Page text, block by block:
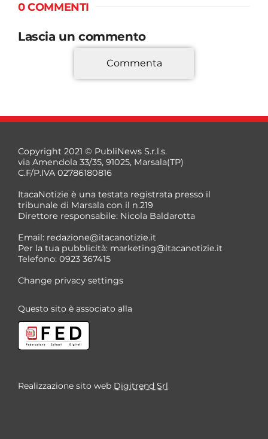
0 COMMENTI
Lascia un commento
*
*
Commenta
Copyright 2021 © PubliNews S.r.l.s.
via Amendola 33/35, 91025, Marsala(TP)
C.F/P.IVA 02786180816
ItacaNotizie è una testata registrata presso il
tribunale di Marsala con il n.219
Direttore responsabile: Nicola Baldarotta
Email: redazione@itacanotizie.it
Per la tua pubblicità: marketing@itacanotizie.it
Telefono: 0923 367415
Change privacy settings
Questo sito è associato alla
Realizzazione sito web Digitrend Srl